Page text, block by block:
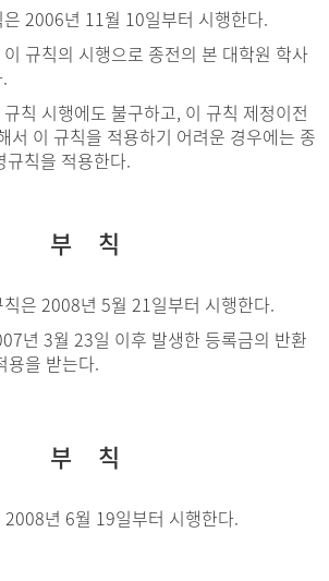
은 2006년 11월 10일부터 시행한다.
이 규칙의 시행으로 종전의 본 대학원 학사
규칙 시행에도 불구하고, 이 규칙 제정이전
서 이 규칙을 적용하기 어려운 경우에는 종
규칙을 적용한다.
부 칙
칙은 2008년 5월 21일부터 시행한다.
년 3월 23일 이후 발생한 등록금의 반환
용을 받는다.
부 칙
2008년 6월 19일부터 시행한다.